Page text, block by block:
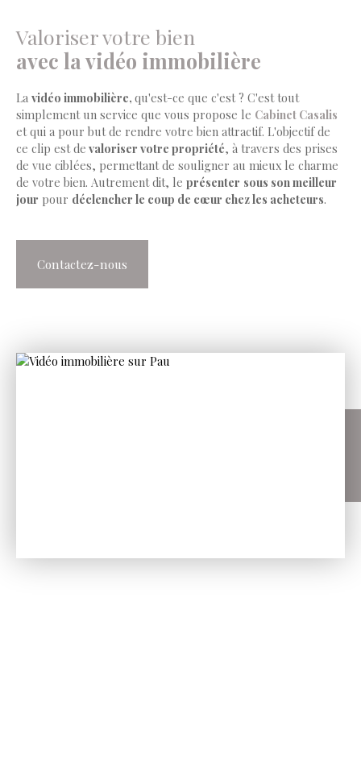
Valoriser votre bien
avec la vidéo immobilière
La vidéo immobilière, qu'est-ce que c'est ? C'est tout
simplement un service que vous propose le Cabinet Casalis
et qui a pour but de rendre votre bien attractif. L'objectif de
ce clip est de valoriser votre propriété, à travers des prises
de vue ciblées, permettant de souligner au mieux le charme
de votre bien. Autrement dit, le présenter sous son meilleur
jour pour déclencher le coup de cœur chez les acheteurs.
Contactez-nous